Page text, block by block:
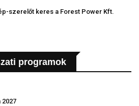
szerelőt keres a Forest Power Kft.
programok